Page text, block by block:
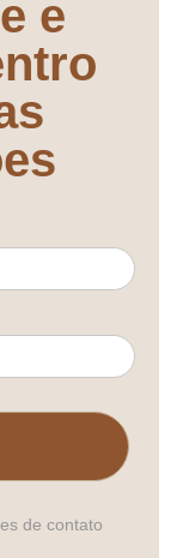
e
de contato